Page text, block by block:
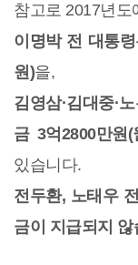
참고로 2017년도
이명박 전 대통
원)을,
김영삼·김대중·
금 3억2800만원
있습니다.
전두환, 노태우
금이 지급되지 않